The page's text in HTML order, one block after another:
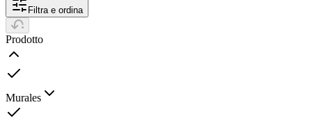
Filtra e ordina
Prodotto
Murales